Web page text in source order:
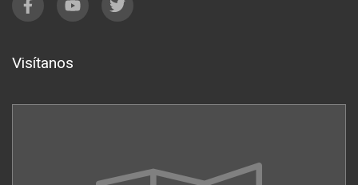
Visítanos